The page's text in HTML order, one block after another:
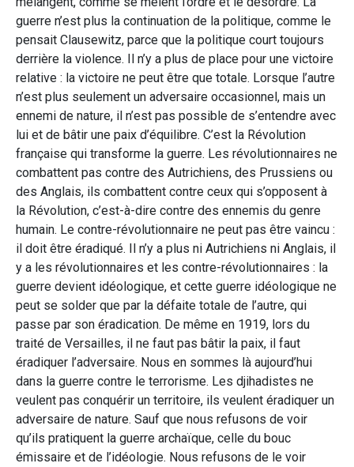
guerre n’est plus la continuation de la politique, comme le
pensait Clausewitz, parce que la politique court toujours
derrière la violence. Il n’y a plus de place pour une victoire
relative : la victoire ne peut être que totale. Lorsque l’autre
n’est plus seulement un adversaire occasionnel, mais un
ennemi de nature, il n’est pas possible de s’entendre avec
lui et de bâtir une paix d’équilibre. C’est la Révolution
française qui transforme la guerre. Les révolutionnaires ne
combattent pas contre des Autrichiens, des Prussiens ou
des Anglais, ils combattent contre ceux qui s’opposent à
la Révolution, c’est-à-dire contre des ennemis du genre
humain. Le contre-révolutionnaire ne peut pas être vaincu :
il doit être éradiqué. Il n’y a plus ni Autrichiens ni Anglais, il
y a les révolutionnaires et les contre-révolutionnaires : la
guerre devient idéologique, et cette guerre idéologique ne
peut se solder que par la défaite totale de l’autre, qui
passe par son éradication. De même en 1919, lors du
traité de Versailles, il ne faut pas bâtir la paix, il faut
éradiquer l’adversaire. Nous en sommes là aujourd’hui
dans la guerre contre le terrorisme. Les djihadistes ne
veulent pas conquérir un territoire, ils veulent éradiquer un
adversaire de nature. Sauf que nous refusons de voir
qu’ils pratiquent la guerre archaïque, celle du bouc
émissaire et de l’idéologie. Nous refusons de le voir